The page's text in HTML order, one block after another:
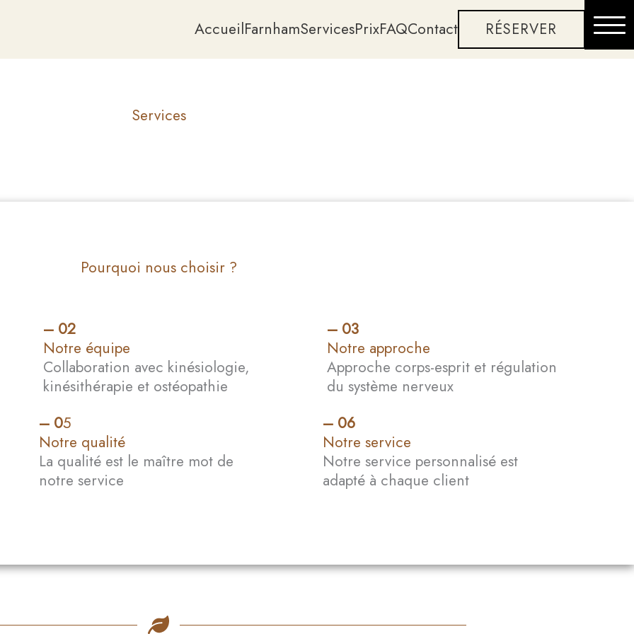
AccueilFarnhamServicesPrixFAQContact RÉSERVER Fr
Services
Pourquoi nous choisir ?
– 02​
Notre équipe
Collaboration avec kinésiologie,
kinésithérapie et ostéopathie
– 03​
Notre approche
Approche corps-esprit et régulation
du système nerveux
– 05
Notre qualité
La qualité est le maître mot de
notre service
– 06​
Notre service
Notre service personnalisé est
adapté à chaque client
MONTRÉAL
FARNHAM
RÉSERVER